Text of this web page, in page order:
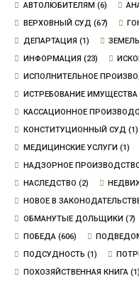
АВТОЛЮБИТЕЛЯМ (6)
ВЕРХОВНЫЙ СУД (67)
ДЕПАРТАЦИЯ (1)
ИНФОРМАЦИЯ (23)
ИСПОЛНИТЕЛЬНОЕ
ИСТРЕБОВАНИЕ ИМУЩЕСТВА
КАССАЦИОННОЕ
КОНСТИТУЦИОННЫЙ СУД (1)
МЕДИЦИНСКИЕ УСЛУГИ (1)
НАДЗОРНОЕ
НАСЛЕДСТВО (2)
НОВОЕ В
ОБМАНУТЫЕ ДОЛЬЩИКИ (7)
ПОБЕДА(606)
ПОДСУДНОСТЬ (1)
ПОХОЗЯЙСТВЕННАЯ КНИГА(1)